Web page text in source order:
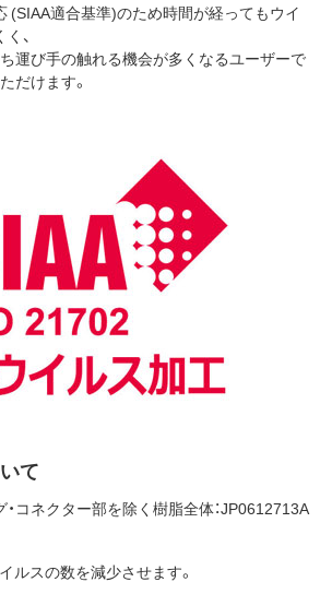
(SIAA適合基準)のため時間が経ってもウイ
、
運び手の触れる機会が多くなるユーザーで
だけます。
て
・コネクター部を除く樹脂全体：JP0612713A
ルスの数を減少させます。